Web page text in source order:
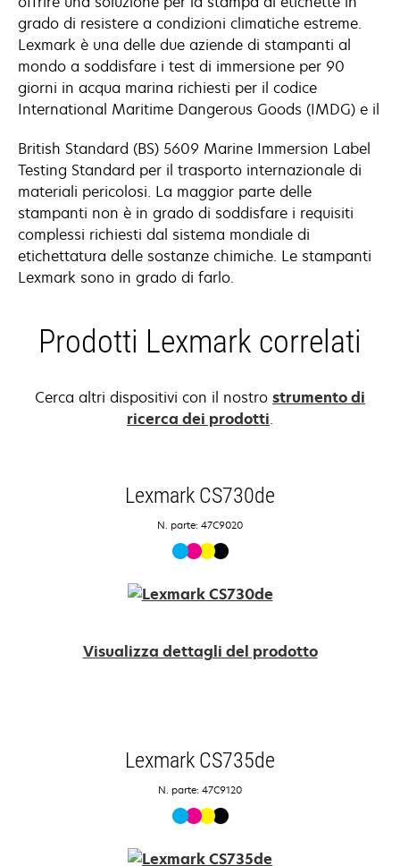
grado di resistere a condizioni climatiche estreme.
Lexmark è una delle due aziende di stampanti al
mondo a soddisfare i test di immersione per 90
giorni in acqua marina richiesti per il codice
International Maritime Dangerous Goods (IMDG) e il
British Standard (BS) 5609 Marine Immersion Label
Testing Standard per il trasporto internazionale di
materiali pericolosi. La maggior parte delle
stampanti non è in grado di soddisfare i requisiti
complessi richiesti dal sistema mondiale di
etichettatura delle sostanze chimiche. Le stampanti
Lexmark sono in grado di farlo.
Prodotti Lexmark correlati
Cerca altri dispositivi con il nostro strumento di
ricerca dei prodotti.
Lexmark CS730de
N. parte: 47C9020
Visualizza dettagli del prodotto
Lexmark CS735de
N. parte: 47C9120